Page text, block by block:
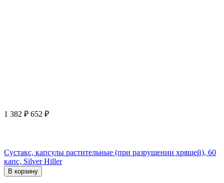
1 382 ₽ 652 ₽
Сустакс, капсулы растительные (при разрушении хрящей), 60
капс, Silver Hiller
В корзину